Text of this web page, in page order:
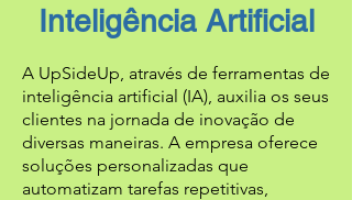
Inteligência Artificial
A UpSideUp, através de ferramentas de
inteligência artificial (IA), auxilia os seus
clientes na jornada de inovação de
diversas maneiras. A empresa oferece
soluções personalizadas que
automatizam tarefas repetitivas,